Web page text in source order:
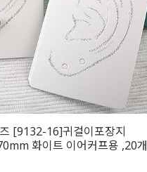
[9132-16]귀걸이포장지
화이트 이어커프용 ,20개